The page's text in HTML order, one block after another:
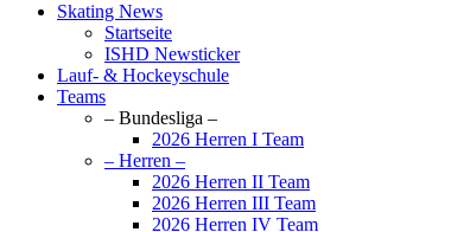
Skating News
Startseite
ISHD Newsticker
Lauf- & Hockeyschule
Teams
– Bundesliga –
2026 Herren I Team
– Herren –
2026 Herren II Team
2026 Herren III Team
2026 Herren IV Team